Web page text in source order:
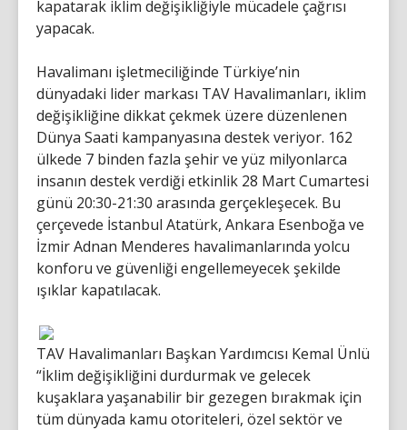
kapatarak iklim değişikliğiyle mücadele çağrısı
yapacak.
Havalimanı işletmeciliğinde Türkiye’nin
dünyadaki lider markası TAV Havalimanları, iklim
değişikliğine dikkat çekmek üzere düzenlenen
Dünya Saati kampanyasına destek veriyor. 162
ülkede 7 binden fazla şehir ve yüz milyonlarca
insanın destek verdiği etkinlik 28 Mart Cumartesi
günü 20:30-21:30 arasında gerçekleşecek. Bu
çerçevede İstanbul Atatürk, Ankara Esenboğa ve
İzmir Adnan Menderes havalimanlarında yolcu
konforu ve güvenliği engellemeyecek şekilde
ışıklar kapatılacak.
TAV Havalimanları Başkan Yardımcısı Kemal Ünlü
“İklim değişikliğini durdurmak ve gelecek
kuşaklara yaşanabilir bir gezegen bırakmak için
tüm dünyada kamu otoriteleri, özel sektör ve